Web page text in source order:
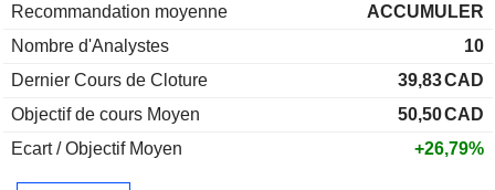
Recommandation moyenne
ACCUMULER
Nombre d'Analystes
10
Dernier Cours de Cloture
39,83CAD
Objectif de cours Moyen
50,50CAD
Ecart / Objectif Moyen
+26,79%